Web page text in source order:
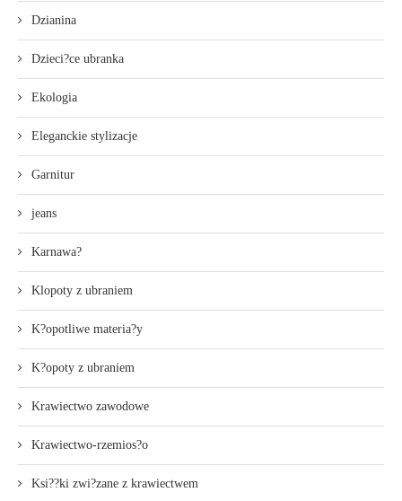
Dzianina
Dzieci?ce ubranka
Ekologia
Eleganckie stylizacje
Garnitur
jeans
Karnawa?
Klopoty z ubraniem
K?opotliwe materia?y
K?opoty z ubraniem
Krawiectwo zawodowe
Krawiectwo-rzemios?o
Ksi??ki zwi?zane z krawiectwem